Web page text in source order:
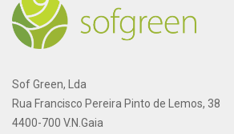
Sof Green, Lda
Rua Francisco Pereira Pinto de Lemos, 38
4400-700 V.N.Gaia